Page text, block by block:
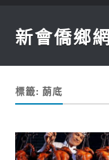
新會僑鄉網
標籤:蓢底